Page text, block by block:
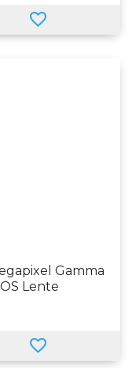
Gamma
Lente
SD WEB,